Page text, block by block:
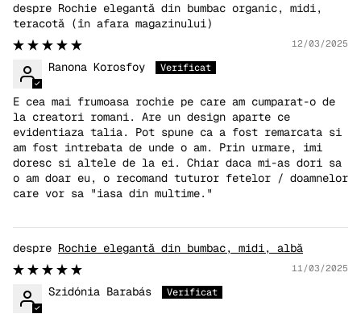
Rochie elegantă din bumbac organic, midi,
teracotă
12/03/2025
Ranona Korosfoy
E cea mai frumoasa rochie pe care am cumparat-o de
la creatori romani. Are un design aparte ce
evidentiaza talia. Pot spune ca a fost remarcata si
am fost intrebata de unde o am. Prin urmare, imi
doresc si altele de la ei. Chiar daca mi-as dori sa
o am doar eu, o recomand tuturor fetelor / doamnelor
care vor sa "iasa din multime."
Rochie elegantă din bumbac, midi, albă
11/03/2025
Szidónia Barabás